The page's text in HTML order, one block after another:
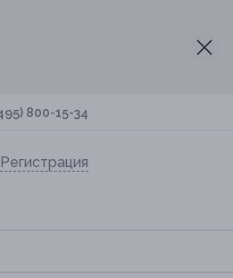
800-15-34
Регистрация